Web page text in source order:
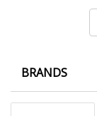
BRANDS